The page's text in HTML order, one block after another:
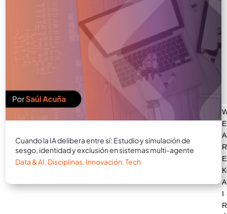
Cuando la IA delibera entre sí: Estudio y simulación de
sesgo, identidad y exclusión en sistemas multi-agente
Data & AI, Disciplinas, Innovación,Tech
E
A
R
E
K
A
I
R